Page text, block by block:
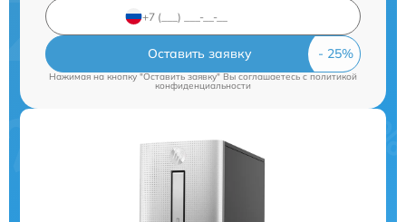
Оставить заявку
Нажимая на кнопку "Оставить заявку" Вы соглашаетесь cполитикой
конфиденциальности